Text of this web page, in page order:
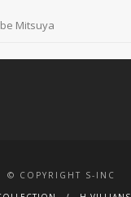
Mitsuya
© COPYRIGHT S-INC